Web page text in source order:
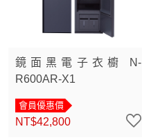
鏡面黑電子衣櫥 N-
R600AR-X1
會員優惠價
NT$42,800